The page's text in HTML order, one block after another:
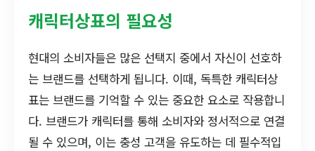
캐릭터상표의 필요성
현대의 소비자들은 많은 선택지 중에서 자신이 선호하
는 브랜드를 선택하게 됩니다. 이때, 독특한 캐릭터상
표는 브랜드를 기억할 수 있는 중요한 요소로 작용합니
다. 브랜드가 캐릭터를 통해 소비자와 정서적으로 연결
될 수 있으며, 이는 충성 고객을 유도하는 데 필수적입